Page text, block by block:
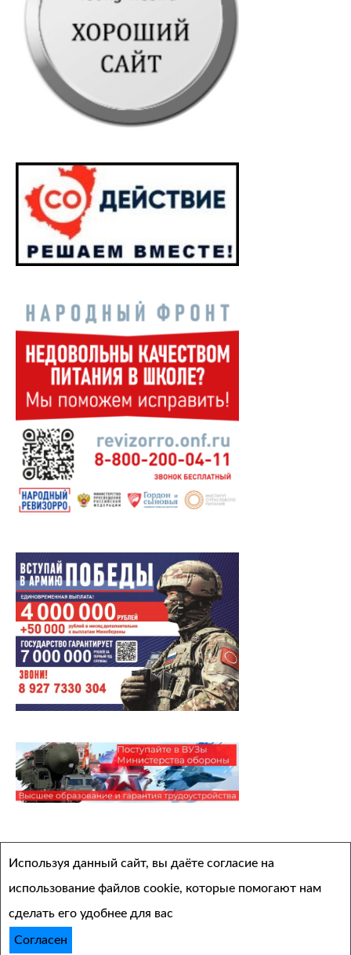
Архивы
Выберите месяц
Используя данный сайт, вы даёте согласие на
использование файлов cookie, которые помогают нам
сделать его удобнее для вас
Согласен